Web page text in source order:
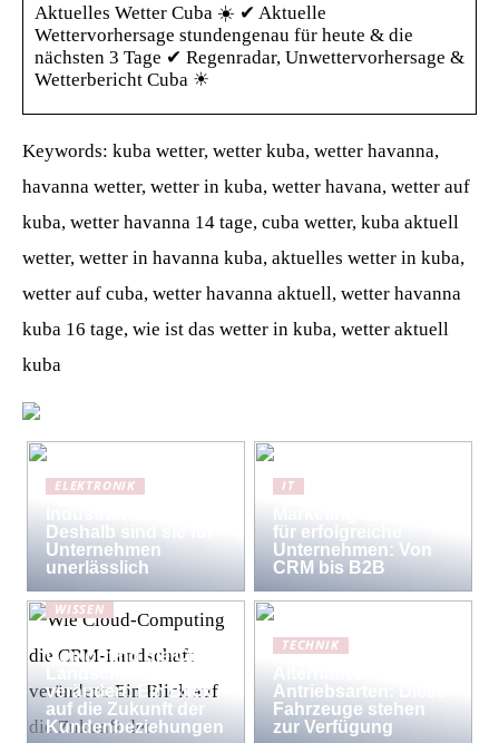
Aktuelles Wetter Cuba ☀️ ✔ Aktuelle
Wettervorhersage stundengenau für heute & die
nächsten 3 Tage ✔ Regenradar, Unwettervorhersage &
Wetterbericht Cuba ☀
Keywords: kuba wetter, wetter kuba, wetter havanna,
havanna wetter, wetter in kuba, wetter havana, wetter auf
kuba, wetter havanna 14 tage, cuba wetter, kuba aktuell
wetter, wetter in havanna kuba, aktuelles wetter in kuba,
wetter auf cuba, wetter havanna aktuell, wetter havanna
kuba 16 tage, wie ist das wetter in kuba, wetter aktuell
kuba
ELEKTRONIK
Deshalb sind sie für
Unternehmen
unerlässlich
IT
für erfolgreiche
Unternehmen: Von
CRM bis B2B
WISSEN
Computing die CRM-
verändert: Ein Blick
auf die Zukunft der
Kundenbeziehungen
TECHNIK
Antriebsarten: Diese
Fahrzeuge stehen
zur Verfügung